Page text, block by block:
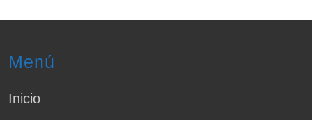
b
o
o
Menú
Inicio